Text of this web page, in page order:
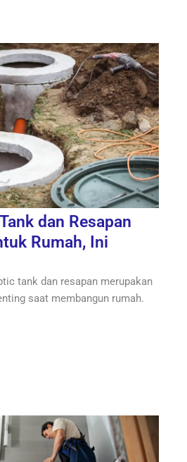
dan Resapan
Rumah, Ini
tank dan resapan merupakan
saat membangun rumah.